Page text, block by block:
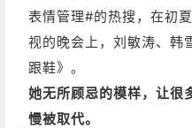
表情管理#的热搜，在初
视的晚会上，刘敏涛、韩
跟鞋》。
她无所顾忌的模样，让很
慢被取代。